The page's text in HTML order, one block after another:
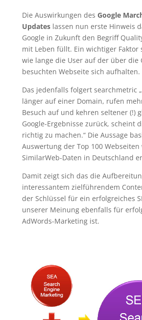
Die Auswirkungen des Google
Updateslassen nun erste Hinweis
Google in Zukunft den Begriff
mit Leben füllt. Ein wichtiger Faktor
wie lange die User auf der über die
besuchten Webseite sich aufhalten.
Das jedenfalls folgert searchmetric
länger auf einer Domain, rufen
Besuch auf und kehren seltener (!)
Google-Ergebnisse zurück, scheint
richtig zu machen.“ Die Aussage
Auswertung der Top 100 Webseiten
SimilarWeb-Daten in Deutschland
Damit zeigt sich das die
interessantem zielführendem
der Schlüssel für ein erfolgreiches
unserer Meinung ebenfalls für
AdWords-Marketing ist.